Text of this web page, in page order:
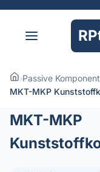
›Passive
MKT-MKP
MKT-MKP